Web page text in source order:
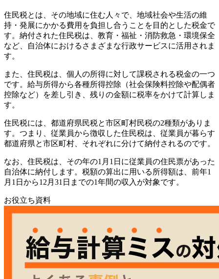
住民税とは、その地域に住む人々で、地域社会や生活の維
持・発展にかかる費用を負担し合うことを目的とした税金で
す。納付された住民税は、教育・福祉・消防救急・環境保全
など、自治体におけるさまざまな行政サービスに活用されま
す。
また、住民税は、個人の所得に対して課税される税金の一つ
です。給与所得から各種所得控除（社会保険料控除や配偶者
控除など）を差し引き、残りの金額に税率をかけて計算しま
す。
住民税には、都道府県民税と市区町村民税の2種類がありま
す。つまり、従業員から徴収した住民税は、従業員が暮らす
都道府県と市区町村、それぞれに分けて納付されるのです。
なお、住民税は、その年の1月1日に従業員の住民票があった
自治体に納付します。税額の算出に用いる所得額は、前年1
月1日から12月31日までの1年間の収入が対象です。
お役立ち資料